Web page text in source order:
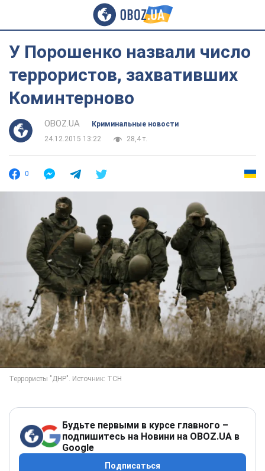
У Порошенко назвали число
террористов, захвативших
Коминтерново
OBOZ.UA
Криминальные новости
24.12.2015 13:22
28,4 т.
0
Будьте первыми в курсе главного –
подпишитесь на Новини на OBOZ.UA в
Google
Подписаться